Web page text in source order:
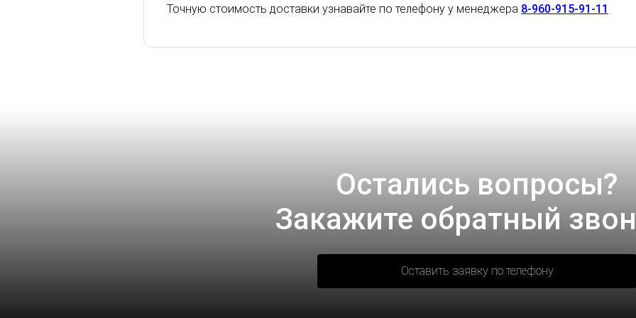
Точную стоимость доставки узнавайте по телефону у менеджера 8-960-915-91-11
Остались вопросы?
Закажите обратный
Оставить заявку по телефону